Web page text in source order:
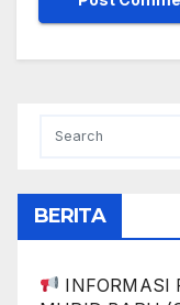
BERITA
INFORMASI